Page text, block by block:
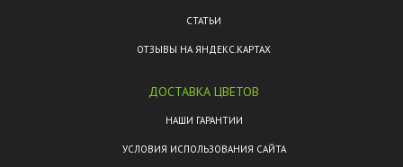
СТАТЬИ
ОТЗЫВЫ НА ЯНДЕКС.КАРТАХ
ДОСТАВКА ЦВЕТОВ
НАШИ ГАРАНТИИ
УСЛОВИЯ ИСПОЛЬЗОВАНИЯ САЙТА